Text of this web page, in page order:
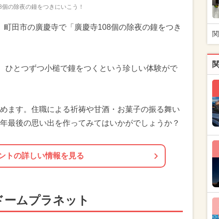
の除夜の鐘をつきにいこう！
田市の廣慶寺で「廣慶寺108個の除夜の鐘をつき
ひとつずつ小槌で鐘をつくという珍しい体験がで
ます。住職による祈祷や甘酒・お菓子の振る舞い
最後の思い出を作ってみてはいかがでしょうか？
トの詳しい情報を見る
ームプラネット